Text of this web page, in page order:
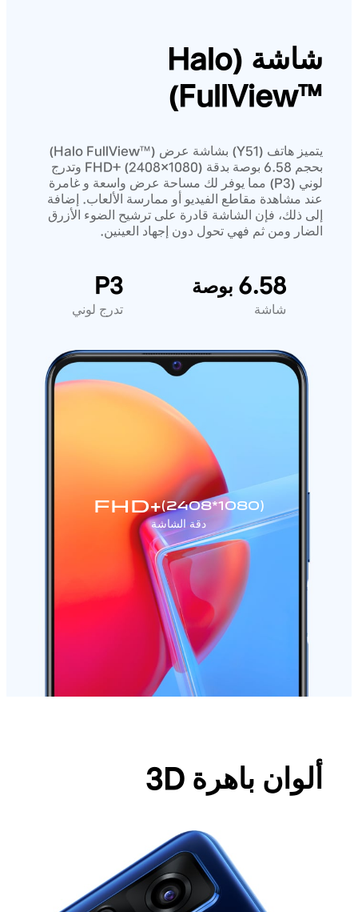
شاشة (Halo
FullView™‎)
FHD+(2408*1080)
دقة الشاشة
يتميز هاتف (Y51) بشاشة عرض (Halo FullView™‎)
بحجم 6.58 بوصة بدقة FHD+ (2408×1080) وتدرج
لوني (P3) مما يوفر لك مساحة عرض واسعة و غامرة
عند مشاهدة مقاطع الفيديو أو ممارسة الألعاب. إضافة
إلى ذلك، فإن الشاشة قادرة على ترشيح الضوء الأزرق
الضار ومن ثم فهي تحول دون إجهاد العينين.
6.58 بوصة
شاشة
P3
تدرج لوني
ألوان باهرة 3D